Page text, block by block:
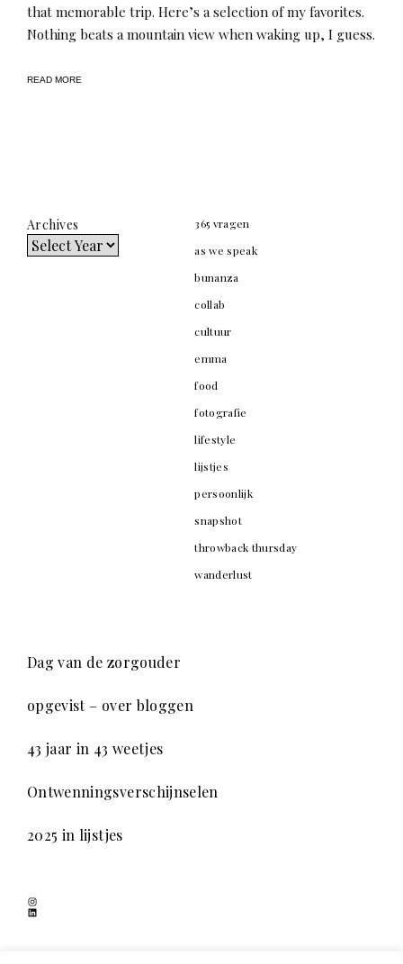
that memorable trip. Here’s a selection of my favorites.
Nothing beats a mountain view when waking up, I guess.
READ MORE
Archives
365 vragen
as we speak
bunanza
collab
cultuur
emma
food
fotografie
lifestyle
lijstjes
persoonlijk
snapshot
throwback thursday
wanderlust
Dag van de zorgouder
opgevist – over bloggen
43 jaar in 43 weetjes
Ontwenningsverschijnselen
2025 in lijstjes
Instagram
LinkedIn